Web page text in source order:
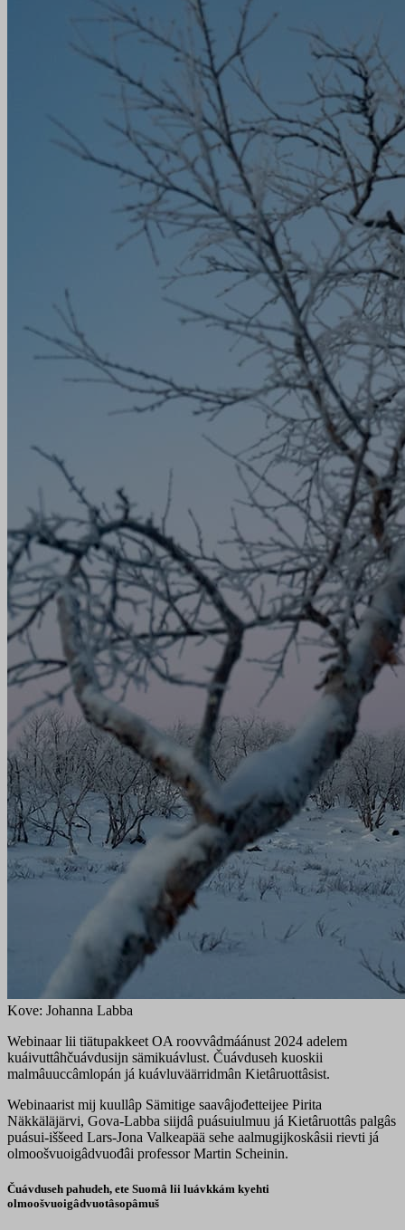
Kove: Johanna Labba
Webinaar lii tiätupakkeet OA roovvâdmáánust 2024 adelem
kuáivuttâhčuávdusijn sämikuávlust. Čuávduseh kuoskii
malmâuuccâmlopán já kuávluväärridmân Kietâruottâsist.
Webinaarist mij kuullâp Sämitige saavâjođetteijee Pirita
Näkkäläjärvi, Gova-Labba siijdâ puásuiulmuu já Kietâruottâs palgâs
puásui-iššeed Lars-Jona Valkeapää sehe aalmugijkoskâsii rievti já
olmoošvuoigâdvuođâi professor Martin Scheinin.
Čuávduseh pahudeh, ete Suomâ lii luávkkám kyehti
olmoošvuoigâdvuotâsopâmuš